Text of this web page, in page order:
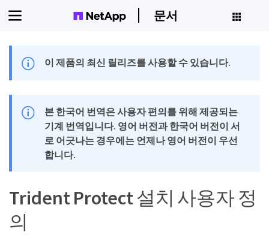
문서
이 제품의 최신 릴리즈를 사용할 수 있습니다.
본 한국어 번역은 사용자 편의를 위해 제공되는
기계 번역입니다. 영어 버전과 한국어 버전이 서
로 어긋나는 경우에는 언제나 영어 버전이 우선
합니다.
Trident Protect 설치 사용자 정
의